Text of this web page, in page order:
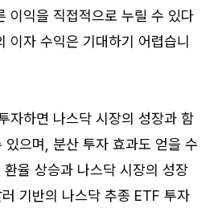
이익을 직접적으로 누릴 수 있다
이자 수익은 기대하기 어렵습니
자하면 나스닥 시장의 성장과 함
있으며, 분산 투자 효과도 얻을 수
율 상승과 나스닥 시장의 성장
기반의 나스닥 추종 ETF 투자